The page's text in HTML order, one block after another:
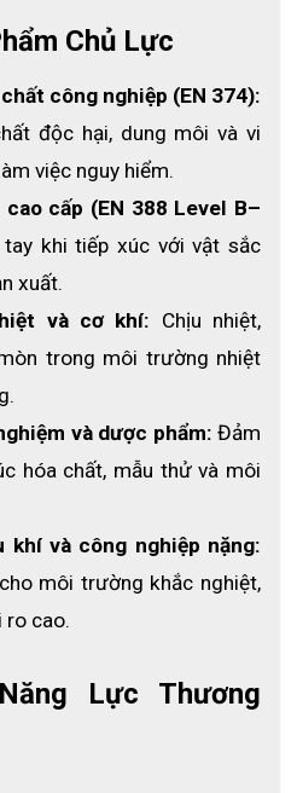
Chủ Lực
công nghiệp (EN 374):
độc hại, dung môi và vi
việc nguy hiểm.
cấp (EN 388 Level B–
khi tiếp xúc với vật sắc
xuất.
và cơ khí: Chịu nhiệt,
trong môi trường nhiệt
và dược phẩm: Đảm
hóa chất, mẫu thử và môi
khí và công nghiệp nặng:
môi trường khắc nghiệt,
ro cao.
Lực Thương